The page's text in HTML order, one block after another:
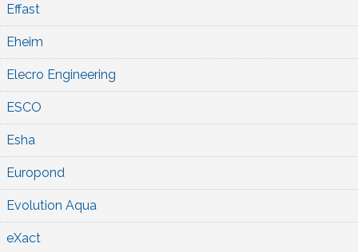
Effast
Eheim
Elecro Engineering
ESCO
Esha
Europond
Evolution Aqua
eXact